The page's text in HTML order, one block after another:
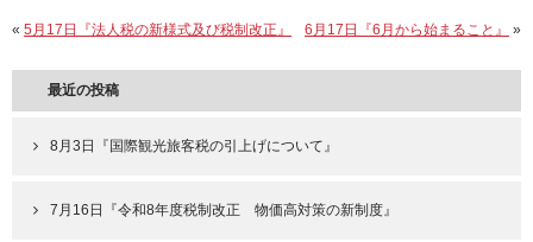
« 5月17日『法人税の新様式及び税制改正』 6月17日『6月から始まること』 »
最近の投稿
8月3日『国際観光旅客税の引上げについて』
7月16日『令和8年度税制改正 物価高対策の新制度』